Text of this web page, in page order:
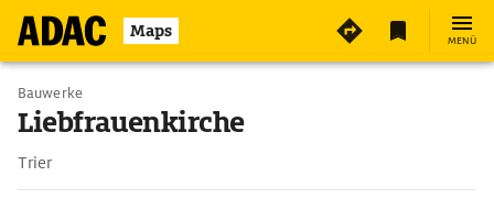
Maps MENÜ
Bauwerke
Liebfrauenkirche
Trier